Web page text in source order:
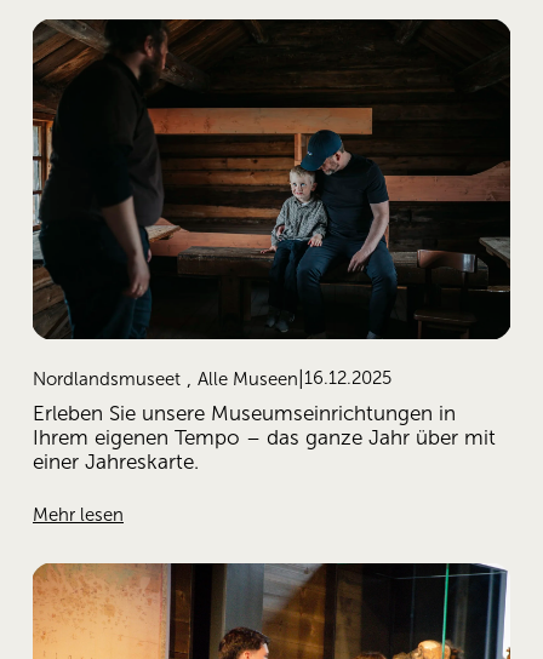
Nordlandsmuseet Alle Museen 16.12.2025
Erleben Sie unsere Museumseinrichtungen in
Ihrem eigenen Tempo – das ganze Jahr über mit
einer Jahreskarte.
Mehr lesen